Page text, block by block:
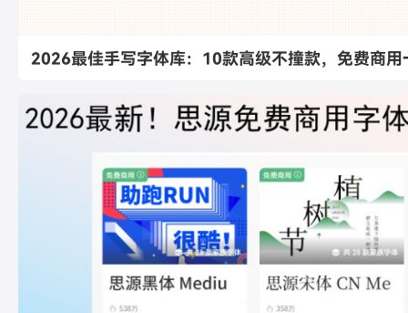
2026最佳手写字体库：10款高级不撞款，免费商用